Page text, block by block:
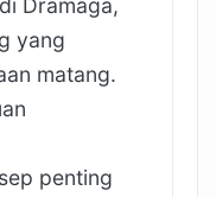
Dramaga,
yang
matang.
penting